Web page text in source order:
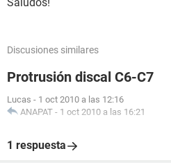
Discusiones similares
Protrusión discal C6-C7
Lucas - 1 oct 2010 a las 12:16
ANAPAT - 1 oct 2010 a las 16:21
1 respuesta